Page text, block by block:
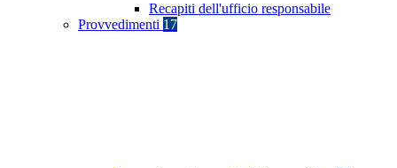
Recapiti dell'ufficio responsabile
Provvedimenti 17